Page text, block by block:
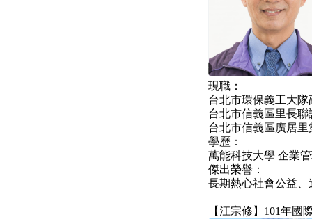
現職：
台北市環保義工大隊
台北市信義區里長聯
台北市信義區廣居里
學歷：
萬能科技大學 企業
傑出榮譽：
長期熱心社會公益
【江宗修】101年國